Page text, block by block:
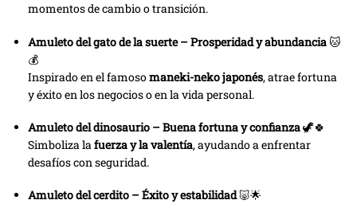
momentos de cambio o transición.
Amuleto del gato de la suerte – Prosperidad y abundancia🐱
💰
Inspirado en el famosomaneki-neko japonés, atrae fortuna
y éxito en los negocios o en la vida personal.
Amuleto del dinosaurio – Buena fortuna y confianza🦖🍀
Simboliza lafuerza y la valentía, ayudando a enfrentar
desafíos con seguridad.
Amuleto del cerdito – Éxito y estabilidad🐷🌟